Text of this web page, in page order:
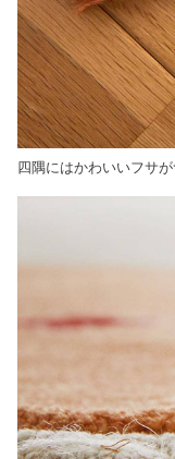
四隅にはかわいいフサが